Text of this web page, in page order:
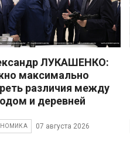
ЛУКАШЕНКО:
максимально
различия между
и деревней
07 августа 2026